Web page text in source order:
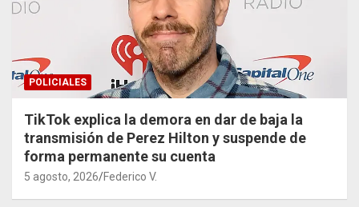
POLICIALES
TikTok explica la demora en dar de baja la
transmisión de Perez Hilton y suspende de
forma permanente su cuenta
5 agosto, 2026 Federico V.